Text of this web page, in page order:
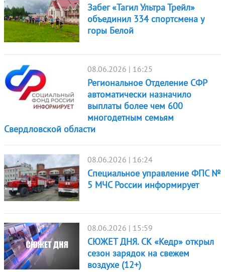
Забег «Тагил Ультра Трейл»
объединил 334 спортсмена у
горы Белой
08.06.2026 | 16:25
Региональное Отделение СФР
автоматически назначило
выплаты более чем 600
многодетным семьям
Свердловской области
08.06.2026 | 16:24
Специальное управление ФПС №
5 МЧС России информирует
08.06.2026 | 15:59
СЮЖЕТ ДНЯ. СК «Кедр» открыл
сезон зарядок на свежем
воздухе (12+)